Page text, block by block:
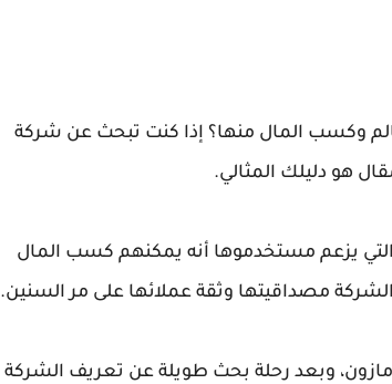
وكسب المال منها؟ إذا كنت تبحث عن شركة
هو دليلك المثالي.
التي يزعم مستخدموها أنه يمكنهم كسب المال
الشركة مصداقيتها وثقة عملائها على مر السنين.
وبعد رحلة بحث طويلة عن تعريف الشركة